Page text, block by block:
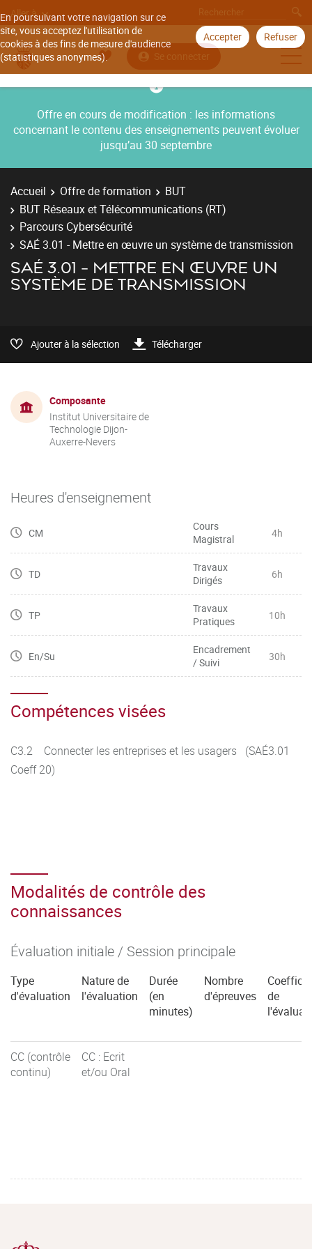
En poursuivant votre navigation sur ce
site, vous acceptez l'utilisation de
cookies à des fins de mesure d'audience
(statistiques anonymes).
Accepter Refuser
Aller à
Se connecter
Offre en cours de modification : les informations
concernant le contenu des enseignements peuvent évoluer
jusqu’au 30 septembre
Accueil Offre de formation
BUT
BUT Réseaux et Télécommunications (RT)
Parcours Cybersécurité
SAÉ 3.01 - Mettre en œuvre un système de transmission
SAÉ 3.01 - METTRE EN ŒUVRE UN
SYSTÈME DE TRANSMISSION
Ajouter à la sélection Télécharger
Composante
Institut Universitaire de
Technologie Dijon-
Auxerre-Nevers
Heures d'enseignement
CM
Cours
Magistral
4h
TD
Travaux
Dirigés
6h
TP
Travaux
Pratiques
10h
En/Su
Encadrement
/ Suivi
30h
Compétences visées
C3.2 Connecter les entreprises et les usagers (SAÉ3.01
Coeff 20)
Modalités de contrôle des
connaissances
Évaluation initiale / Session principale
Type
d'évaluation
Nature de
l'évaluation
Durée
(en
minutes)
Nombre
d'épreuves
de
CC (contrôle
continu)
CC : Ecrit
et/ou Oral